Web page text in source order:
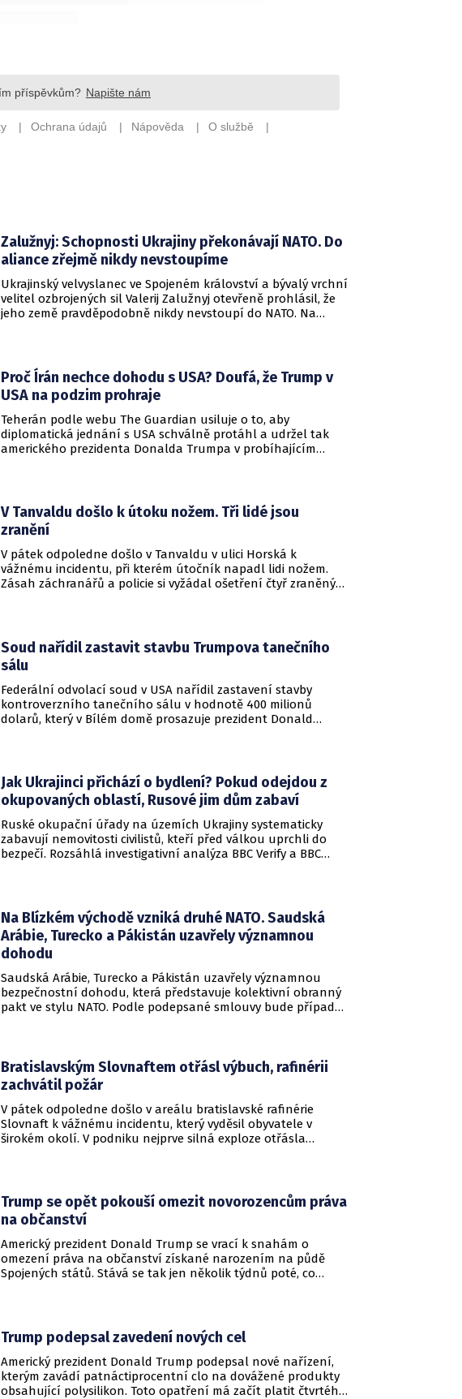
Zalužnyj: Schopnosti Ukrajiny překonávají NATO. Do
aliance zřejmě nikdy nevstoupíme
Ukrajinský velvyslanec ve Spojeném království a bývalý vrchní
velitel ozbrojených sil Valerij Zalužnyj otevřeně prohlásil, že
jeho země pravděpodobně nikdy nevstoupí do NATO. Na
nedosažitelné.
Proč Írán nechce dohodu s USA? Doufá, že Trump v
USA na podzim prohraje
Teherán podle webu The Guardian usiluje o to, aby
diplomatická jednání s USA schválně protáhl a udržel tak
amerického prezidenta Donalda Trumpa v probíhajícím
rukojmími za prezidenta Jimmyho Cartera.
V Tanvaldu došlo k útoku nožem. Tři lidé jsou
zranění
V pátek odpoledne došlo v Tanvaldu v ulici Horská k
vážnému incidentu, při kterém útočník napadl lidi nožem.
Zásah záchranářů a policie si vyžádal ošetření čtyř zraněných
Soud nařídil zastavit stavbu Trumpova tanečního
sálu
Federální odvolací soud v USA nařídil zastavení stavby
kontroverzního tanečního sálu v hodnotě 400 milionů
dolarů, který v Bílém domě prosazuje prezident Donald
Jak Ukrajinci přichází o bydlení? Pokud odejdou z
okupovaných oblastí, Rusové jim dům zabaví
Ruské okupační úřady na územích Ukrajiny systematicky
zabavují nemovitosti civilistů, kteří před válkou uprchli do
bezpečí. Rozsáhlá investigativní analýza BBC Verify a BBC
Na Blízkém východě vzniká druhé NATO. Saudská
Arábie, Turecko a Pákistán uzavřely významnou
dohodu
Saudská Arábie, Turecko a Pákistán uzavřely významnou
bezpečnostní dohodu, která představuje kolektivní obranný
pakt ve stylu NATO. Podle podepsané smlouvy bude případný
Bratislavským Slovnaftem otřásl výbuch, rafinérii
zachvátil požár
V pátek odpoledne došlo v areálu bratislavské rafinérie
Slovnaft k vážnému incidentu, který vyděsil obyvatele v
širokém okolí. V podniku nejprve silná exploze otřásla
Trump se opět pokouší omezit novorozencům práva
na občanství
Americký prezident Donald Trump se vrací k snahám o
omezení práva na občanství získané narozením na půdě
Spojených států. Stává se tak jen několik týdnů poté, co
Trump podepsal zavedení nových cel
Americký prezident Donald Trump podepsal nové nařízení,
kterým zavádí patnáctiprocentní clo na dovážené produkty
obsahující polysilikon. Toto opatření má začít platit čtvrtého